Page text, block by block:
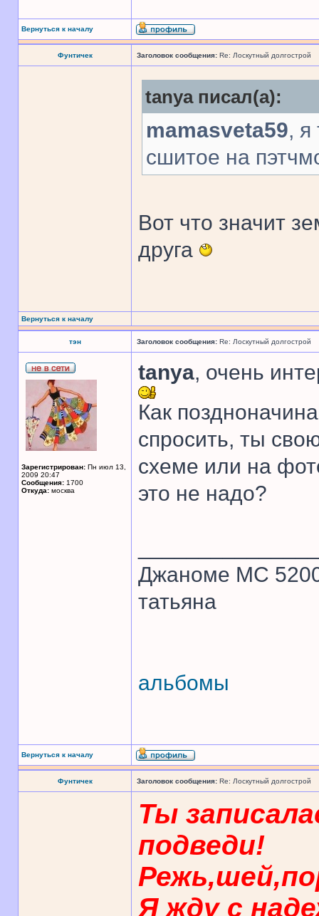
Вернуться к началу
Фунтичек Заголовок сообщения: Re: Лоскутный долгострой
tanya писал(а):
mamasveta59, я
сшитое на
Вот что значит
друга
Вернуться к началу
тэн Заголовок сообщения: Re: Лоскутный долгострой
Зарегистрирован: Пн июл 13,
2009 20:47
Сообщения: 1700
Откуда: москва
tanya, очень
Как
спросить, ты
схеме или на
это не надо?
Джаноме МС
татьяна
альбомы
Вернуться к началу
Фунтичек Заголовок сообщения: Re: Лоскутный долгострой
Ты
подведи!
Я жду с